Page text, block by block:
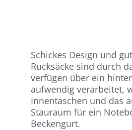
Schickes Design und
Rucksäcke sind durch
verfügen über ein
aufwendig verarbeitet,
Innentaschen und das
Stauraum für ein
Beckengurt.